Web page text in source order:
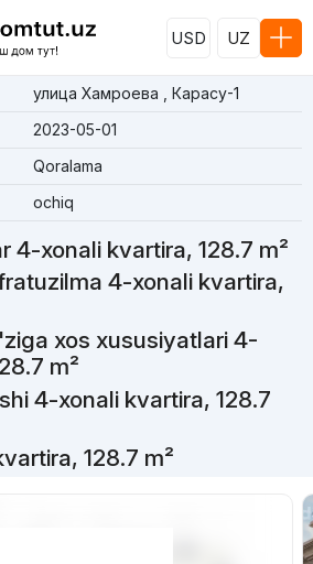
USD UZ
улица Хамроева , Карасу-1
2023-05-01
Qoralama
ochiq
4-xonali kvartira, 128.7 m²
4-xonali kvartira,
xos xususiyatlari 4-
m²
4-xonali kvartira, 128.7
128.7 m²